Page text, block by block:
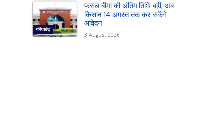
गरियाबंद
फसल बीमा की अंतिम तिथि बढ़ी, अब
किसान 14 अगस्त तक कर सकेंगे
आवेदन
3 August 2026